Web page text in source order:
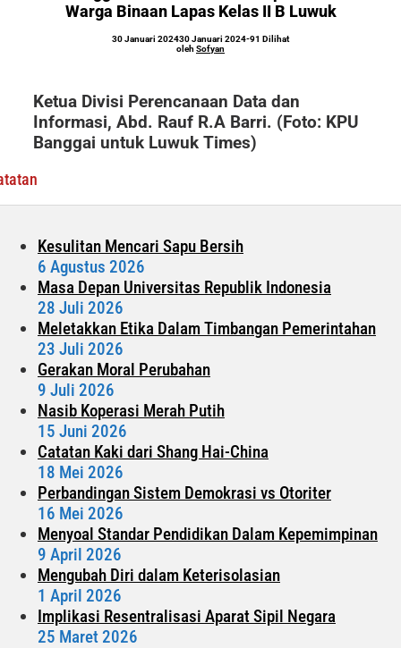
DPTb
Kepada
Ratusan
Binaan
Lapas
Kelas
II
Warga Binaan Lapas Kelas II B Luwuk
30 Januari 202430 Januari 2024oleh
-91 Dilihat
oleh Sofyan
Ketua Divisi Perencanaan Data dan
Informasi, Abd. Rauf R.A Barri. (Foto: KPU
Banggai untuk Luwuk Times)
Kesulitan Mencari Sapu Bersih
6 Agustus 2026
Masa Depan Universitas Republik Indonesia
28 Juli 2026
Meletakkan Etika Dalam Timbangan Pemerintahan
23 Juli 2026
Gerakan Moral Perubahan
9 Juli 2026
Nasib Koperasi Merah Putih
15 Juni 2026
Catatan Kaki dari Shang Hai-China
18 Mei 2026
Perbandingan Sistem Demokrasi vs Otoriter
16 Mei 2026
Menyoal Standar Pendidikan Dalam Kepemimpinan
9 April 2026
Mengubah Diri dalam Keterisolasian
1 April 2026
Implikasi Resentralisasi Aparat Sipil Negara
25 Maret 2026